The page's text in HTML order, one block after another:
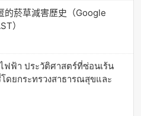
的菸草減害歷史（Google
）
ฟฟ้า ประวัติศาสตร์ที่ซ่อนเร้น
ดยกระทรวงสาธารณสุขและ